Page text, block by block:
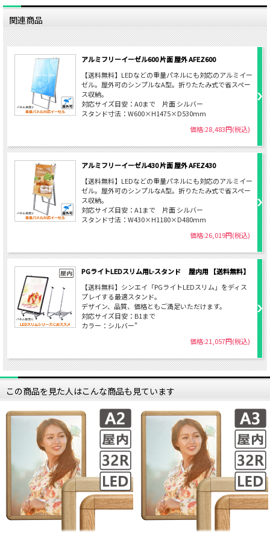
関連商品
アルミフリーイーゼル600 片面 屋外 AFEZ600
【送料無料】LEDなどの重量パネルにも対応のアルミイー
ゼル。屋外可のシンプルなA型。折りたたみ式で省スペー
ス収納。
対応サイズ目安：A0まで 片面 シルバー
スタンド寸法：W600×H1475×D530mm
価格:28,483円(税込)
アルミフリーイーゼル430 片面 屋外 AFEZ430
【送料無料】LEDなどの重量パネルにも対応のアルミイー
ゼル。屋外可のシンプルなA型。折りたたみ式で省スペー
ス収納。
対応サイズ目安：A1まで 片面 シルバー
スタンド寸法：W430×H1180×D480mm
価格:26,019円(税込)
PGライトLEDスリム用L-スタンド 屋内用 【送料無料】
【送料無料】シンエイ「PGライトLEDスリム」をディス
プレイする最適スタンド。
デザイン、品質、価格ともご満足いただけます。
対応サイズ目安：B1まで
カラー：シルバー"
価格:21,057円(税込)
この商品を見た人はこんな商品も見ています